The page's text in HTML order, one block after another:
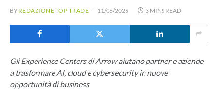
BY REDAZIONE TOP TRADE 11/06/2026 3 MINS READ
Gli Experience Centers di Arrow aiutano partner e aziende
a trasformare AI, cloud e cybersecurity in nuove
opportunità di business